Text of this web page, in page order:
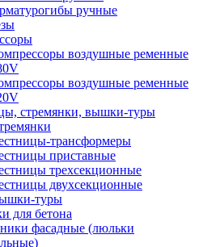
ручные
воздушные ременные
воздушные ременные
стремянки, вышки-туры
трансформеры
приставные
трехсекционные
двухсекционные
туры
для бетона
фасадные (люльки